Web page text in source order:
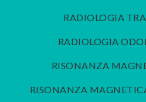
RADIOLOGIA
RADIOLOGIA
RISONANZA
RISONANZA